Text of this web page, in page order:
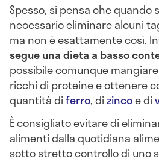
Spesso, si pensa che quando
necessario eliminare alcuni
ma non è esattamente così.
segue una dieta a basso
possibile comunque
ricchi di proteine e ottenere
quantità diferro, dizincoe di
È consigliato evitare di
alimenti dalla quotidiana
sotto stretto controllo di uno